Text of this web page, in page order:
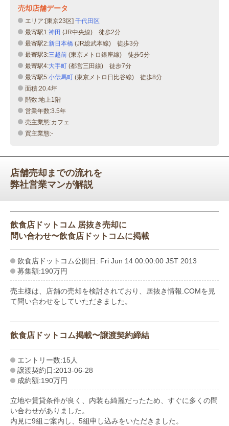
売却店舗データ
エリア:[東京23区] 千代田区
最寄駅1:神田 (JR中央線) 徒歩2分
最寄駅2:新日本橋 (JR総武本線) 徒歩3分
最寄駅3:三越前 (東京メトロ銀座線) 徒歩5分
最寄駅4:大手町 (都営三田線) 徒歩7分
最寄駅5:小伝馬町 (東京メトロ日比谷線) 徒歩8分
面積:20.4坪
階数:地上1階
営業年数:3.5年
売主業態:カフェ
買主業態:-
店舗売却までの流れを
弊社営業マンが解説
飲食店ドットコム 居抜き売却に
問い合わせ〜飲食店ドットコムに掲載
飲食店ドットコム公開日: Fri Jun 14 00:00:00 JST 2013
募集額:190万円
売主様は、店舗の売却を検討されており、居抜き情報.COMを見
て問い合わせをしていただきました。
飲食店ドットコム掲載〜譲渡契約締結
エントリー数:15人
譲渡契約日:2013-06-28
成約額:190万円
立地や賃貸条件が良く、内装も綺麗だったため、すぐに多くの問
い合わせがありました。
内見に9組ご案内し、5組申し込みをいただきました。